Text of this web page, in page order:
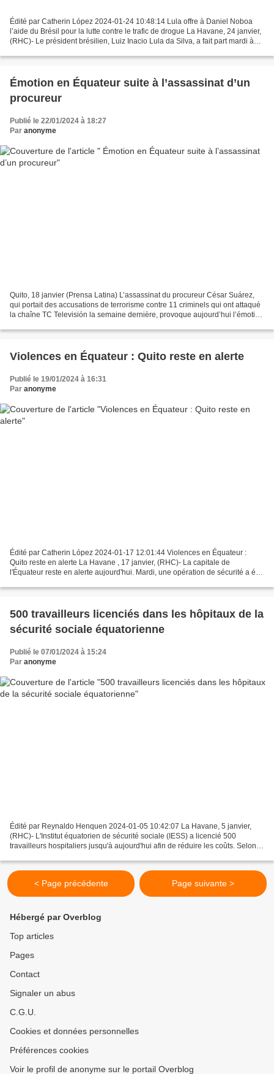
Édité par Catherin López 2024-01-24 10:48:14 Lula offre à Daniel Noboa
l’aide du Brésil pour la lutte contre le trafic de drogue La Havane, 24 janvier,
(RHC)- Le président brésilien, Luiz Inacio Lula da Silva, a fait part mardi à
Émotion en Équateur suite à l’assassinat d’un
procureur
Publié le 22/01/2024 à 18:27
Par anonyme
Quito, 18 janvier (Prensa Latina) L’assassinat du procureur César Suárez,
qui portait des accusations de terrorisme contre 11 criminels qui ont attaqué
la chaîne TC Televisión la semaine dernière, provoque aujourd’hui l’émotion
Violences en Équateur : Quito reste en alerte
Publié le 19/01/2024 à 16:31
Par anonyme
Édité par Catherin López 2024-01-17 12:01:44 Violences en Équateur :
Quito reste en alerte La Havane , 17 janvier, (RHC)- La capitale de
l'Équateur reste en alerte aujourd'hui. Mardi, une opération de sécurité a été
500 travailleurs licenciés dans les hôpitaux de la
sécurité sociale équatorienne
Publié le 07/01/2024 à 15:24
Par anonyme
Édité par Reynaldo Henquen 2024-01-05 10:42:07 La Havane, 5 janvier,
(RHC)- L'Institut équatorien de sécurité sociale (IESS) a licencié 500
travailleurs hospitaliers jusqu'à aujourd'hui afin de réduire les coûts. Selon le
< Page précédente Page suivante >
Hébergé par Overblog
Top articles
Pages
Contact
Signaler un abus
C.G.U.
Cookies et données personnelles
Préférences cookies
Voir le profil de anonyme sur le portail Overblog